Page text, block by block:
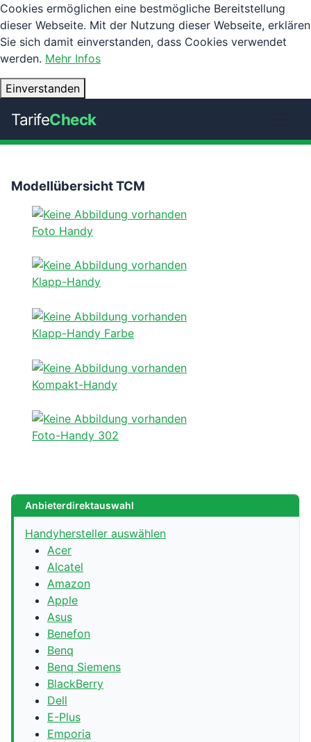
Cookies ermöglichen eine bestmögliche Bereitstellung
dieser Webseite. Mit der Nutzung dieser Webseite, erklären
Sie sich damit einverstanden, dass Cookies verwendet
werden. Mehr Infos
Einverstanden
TarifeCheck
Modellübersicht TCM
Foto Handy
Klapp-Handy
Klapp-Handy Farbe
Kompakt-Handy
Foto-Handy 302
Anbieterdirektauswahl
Handyhersteller auswählen
Acer
Alcatel
Amazon
Apple
Asus
Benefon
Benq
Benq Siemens
BlackBerry
Dell
E-Plus
Emporia